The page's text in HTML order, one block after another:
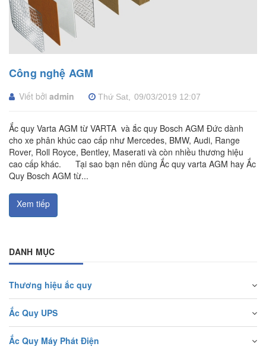
Công nghệ AGM
Viết bởi admin Thứ Sat, 09/03/2019 12:07
Ắc quy Varta AGM từ VARTA và ắc quy Bosch AGM Đức dành
cho xe phân khúc cao cấp như Mercedes, BMW, Audi, Range
Rover, Roll Royce, Bentley, Maserati và còn nhiều thương hiệu
cao cấp khác. Tại sao bạn nên dùng Ắc quy varta AGM hay Ắc
Quy Bosch AGM từ...
Xem tiếp
DANH MỤC
Thương hiệu ắc quy
Ắc Quy UPS
Ắc Quy Máy Phát Điện